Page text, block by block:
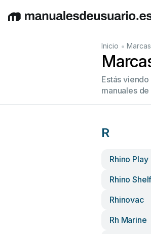
EnglishDeutschEspañolItaliano
Inicio • Marcas
Estás
manuales
R
Rhino Play
Rhino Shelf
Rhinovac
Rh Marine